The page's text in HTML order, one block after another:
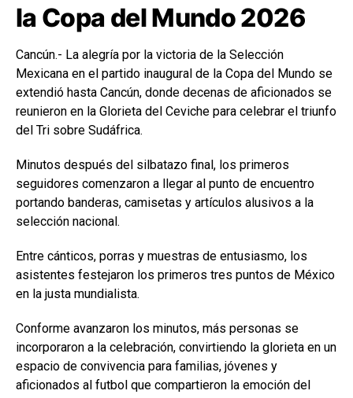
la Copa del Mundo 2026
Cancún.- La alegría por la victoria de la Selección
Mexicana en el partido inaugural de la Copa del Mundo se
extendió hasta Cancún, donde decenas de aficionados se
reunieron en la Glorieta del Ceviche para celebrar el triunfo
del Tri sobre Sudáfrica.
Minutos después del silbatazo final, los primeros
seguidores comenzaron a llegar al punto de encuentro
portando banderas, camisetas y artículos alusivos a la
selección nacional.
Entre cánticos, porras y muestras de entusiasmo, los
asistentes festejaron los primeros tres puntos de México
en la justa mundialista.
Conforme avanzaron los minutos, más personas se
incorporaron a la celebración, convirtiendo la glorieta en un
espacio de convivencia para familias, jóvenes y
aficionados al futbol que compartieron la emoción del